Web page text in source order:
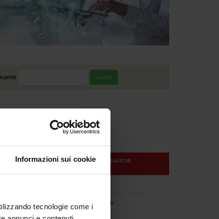
Informazioni sui cookie
tecnologie come i
search
TEACHER OR COORDINATOR
in
See the teaching page